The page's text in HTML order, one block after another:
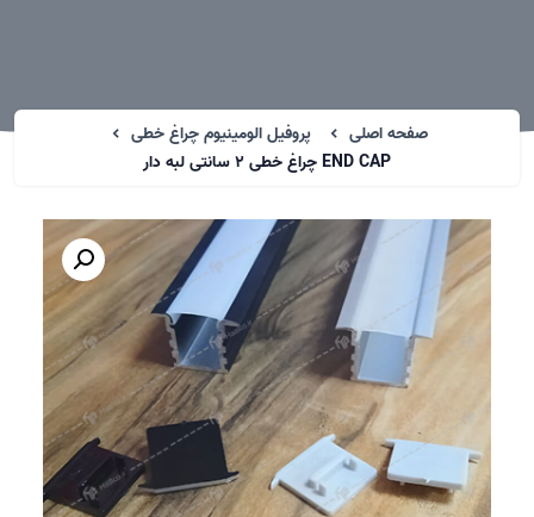
صفحه اصلی
پروفیل الومینیوم چراغ خطی
END CAP چراغ خطی 2 سانتی لبه دار